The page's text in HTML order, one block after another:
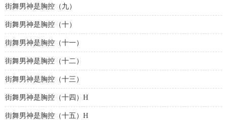
街舞男神是胸控（九）
街舞男神是胸控（十）
街舞男神是胸控（十一）
街舞男神是胸控（十二）
街舞男神是胸控（十三）
街舞男神是胸控（十四）H
街舞男神是胸控（十五）H